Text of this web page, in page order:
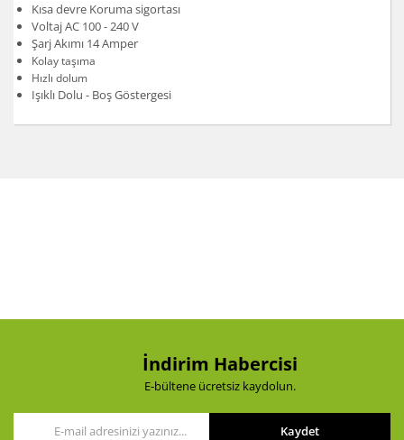
Kısa devre Koruma sigortası
Voltaj AC 100 - 240 V
Şarj Akımı 14 Amper
Kolay taşıma
Hızlı dolum
Işıklı Dolu - Boş Göstergesi
Ürün fiyatı diğer sitelerden daha pahalı.
İndirim Habercisi
E-bültene ücretsiz kaydolun.
Kaydet